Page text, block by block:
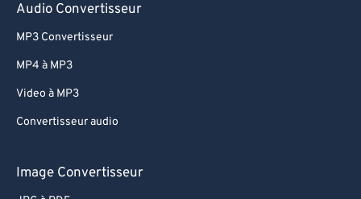
Audio Convertisseur
MP3 Convertisseur
MP4 à MP3
Video à MP3
Convertisseur audio
Image Convertisseur